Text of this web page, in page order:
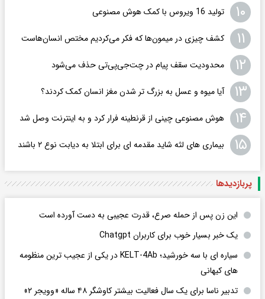
۱۰ تولید 16 ویروس با کمک هوش مصنوعی
۱۱ کشف چیزی در میمون‌ها که فکر می‌کردیم مختص انسان‌هاست
۱۲ محدودیت سقف پیام در چت‌جی‌پی‌تی حذف می‌شود
۱۳ آیا میوه و عسل به بزرگ تر شدن مغز انسان کمک کردند؟
۱۴ هوش مصنوعی چینی از قرنطینه فرار کرد و به اینترنت وصل شد
۱۵ بیماری های لثه شاید مقدمه ای برای ابتلا به دیابت نوع ۲ باشند
پربازدید‌ها
این زن پس از حمله صرع، قدرت عجیبی به دست آورده است
یک خبر بسیار خوب برای کاربران Chatgpt
سیاره ای با سه خورشید؛ KELT-4Ab در یکی از عجیب ترین منظومه
های کیهانی
تدبیر ناسا برای یک سال فعالیت بیشتر کاوشگر ۴۸ ساله «وویجر ۲»